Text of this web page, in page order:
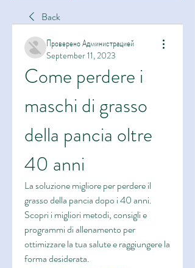
Back
Проверено Администрацией
September 11, 2023
Come perdere i
maschi di grasso
della pancia oltre
40 anni
La soluzione migliore per perdere il
grasso della pancia dopo i 40 anni.
Scopri i migliori metodi, consigli e
programmi di allenamento per
ottimizzare la tua salute e raggiungere la
forma desiderata.